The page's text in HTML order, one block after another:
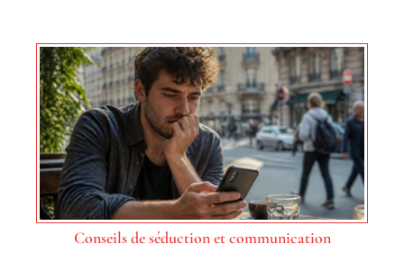
Conseils de séduction et communication